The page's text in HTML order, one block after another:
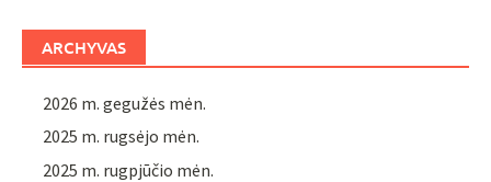
ARCHYVAS
2026 m. gegužės mėn.
2025 m. rugsėjo mėn.
2025 m. rugpjūčio mėn.